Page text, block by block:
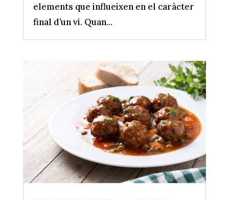
elements que influeixen en el caràcter
final d’un vi. Quan...